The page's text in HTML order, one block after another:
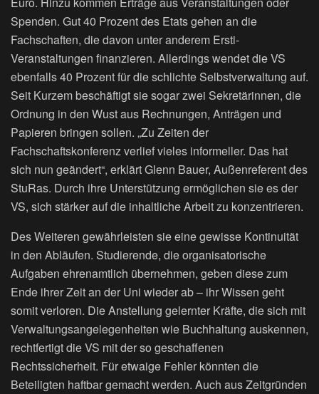
Spenden. Gut 40 Prozent des Etats gehen an die
Fachschaften, die davon unter anderem Ersti-
Veranstaltungen finanzieren. Allerdings wendet die VS
ebenfalls 40 Prozent für die schlichte Selbstverwaltung auf.
Seit Kurzem beschäftigt sie sogar zwei Sekretärinnen, die
Ordnung in den Wust aus Rechnungen, Anträgen und
Papieren bringen sollen. „Zu Zeiten der
Fachschaftskonferenz verlief vieles informeller. Das hat
sich nun geändert“, erklärt Glenn Bauer, Außenreferent des
StuRas. Durch ihre Unterstützung ermöglichen sie es der
VS, sich stärker auf die inhaltliche Arbeit zu konzentrieren.
Des Weiteren gewährleisten sie eine gewisse Kontinuität
in den Abläufen. Studierende, die organisatorische
Aufgaben ehrenamtlich übernehmen, geben diese zum
Ende ihrer Zeit an der Uni wieder ab – ihr Wissen geht
somit verloren. Die Anstellung gelernter Kräfte, die sich mit
Verwaltungsangelegenheiten wie Buchhaltung auskennen,
rechtfertigt die VS mit der so geschaffenen
Rechtssicherheit. Für etwaige Fehler könnten die
Beteiligten haftbar gemacht werden. Auch aus Zeitgründen